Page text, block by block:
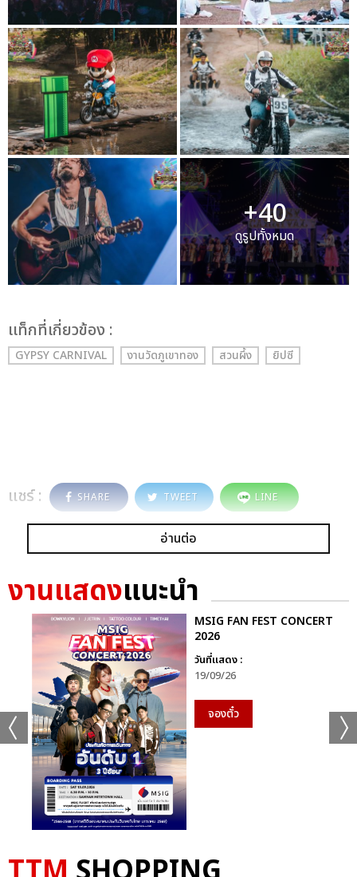
+40
ดูรูปทั้งหมด
เเท็กที่เกี่ยวข้อง :
GYPSY CARNIVAL งานวัดภูเขาทอง สวนผึ้ง ยิปซี
แชร์ : SHARE TWEET LINE
อ่านต่อ
งานแสดงแนะนำ
MSIG FAN FEST CONCERT
2026
วันที่แสดง :
19/09/26
จองตั๋ว